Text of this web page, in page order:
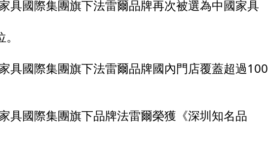
具國際集團旗下法雷爾品牌再次被選為中國家具
具國際集團旗下法雷爾品牌國內門店覆蓋超過100
具國際集團旗下品牌法雷爾榮獲《深圳知名品